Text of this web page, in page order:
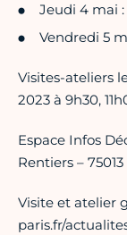
Jeudi 4 mai
Vendredi 5
Visites-ateliers
2023 à 9h30,
Espace Infos
Rentiers –
Visite et atelier
paris.fr/